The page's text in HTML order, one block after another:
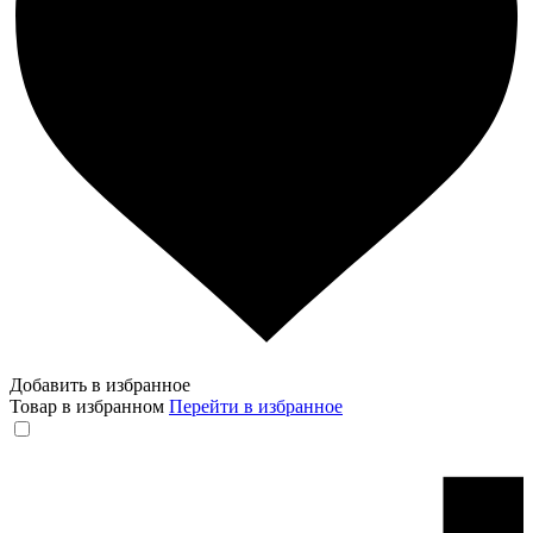
Добавить в избранное
Товар в избранном Перейти в избранное